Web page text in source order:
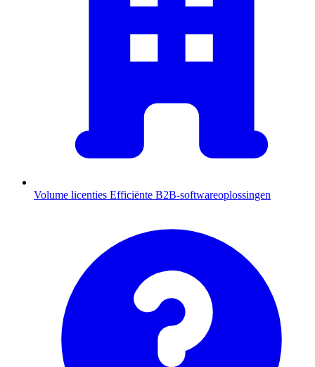
Volume licenties Efficiënte B2B-softwareoplossingen